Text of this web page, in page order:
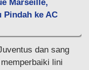
Marseille,
Pindah ke AC
dan sang
lini